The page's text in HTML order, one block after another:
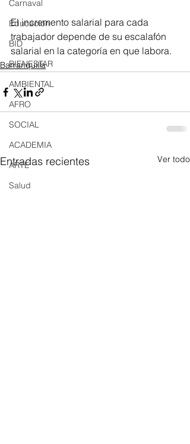
Carnaval
Educación
BID
BIENESTAR
AMBIENTAL
AFRO
SOCIAL
ACADEMIA
ARTE
Salud
El incremento salarial para cada
trabajador depende de su escalafón
salarial en la categoría en que labora.
Barranquilla
Entradas recientes Ver todo